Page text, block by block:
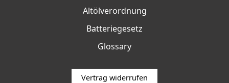
Altölverordnung
Batteriegesetz
Glossary
Vertrag widerrufen